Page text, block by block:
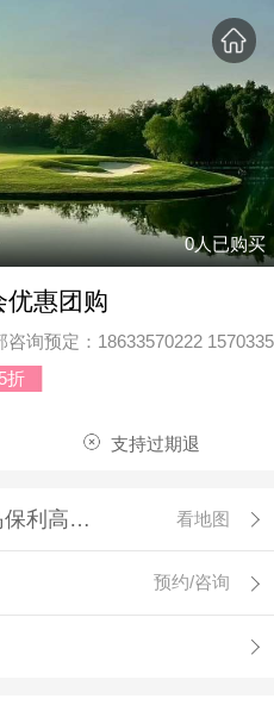
0人已购买
优惠团购
询预定：18633570222
折
支持过期退
秦皇岛市抚宁区秦皇岛保利高尔夫球会 看地图
预约/咨询